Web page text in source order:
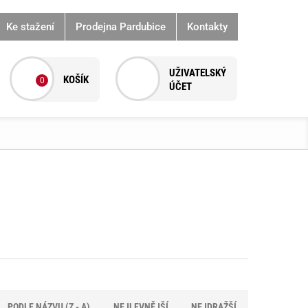
Ke stažení Prodejna Pardubice Kontakty
0